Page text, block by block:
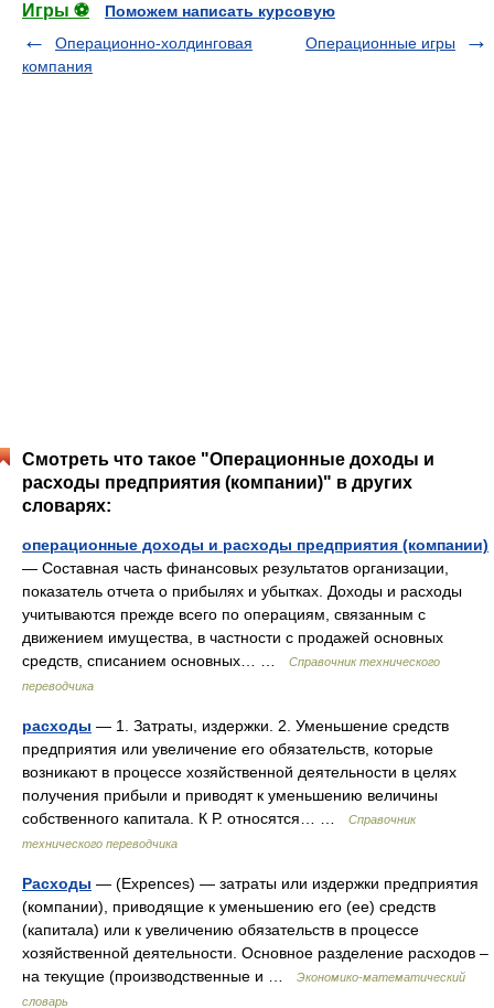
Игры ⚽
Поможем написать курсовую
Операционно-холдинговая
компания
Операционные игры
Смотреть что такое "Операционные доходы и
расходы предприятия (компании)" в других
словарях:
операционные доходы и расходы предприятия (компании)
— Составная часть финансовых результатов организации,
показатель отчета о прибылях и убытках. Доходы и расходы
учитываются прежде всего по операциям, связанным с
движением имущества, в частности с продажей основных
средств, списанием основных… …
Справочник технического
переводчика
расходы — 1. Затраты, издержки. 2. Уменьшение средств
предприятия или увеличение его обязательств, которые
возникают в процессе хозяйственной деятельности в целях
получения прибыли и приводят к уменьшению величины
собственного капитала. К Р. относятся… …
Справочник
технического переводчика
Расходы — (Expences) — затраты или издержки предприятия
(компании), приводящие к уменьшению его (ее) средств
(капитала) или к увеличению обязательств в процессе
хозяйственной деятельности. Основное разделение расходов –
на текущие (производственные и …
Экономико-математический
словарь